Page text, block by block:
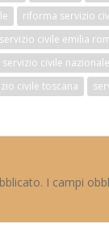
riforma servizio
servizio civile emilia
servizio civile nazionale
civile toscana
I campi